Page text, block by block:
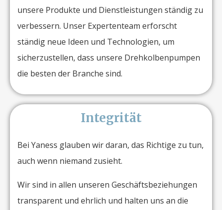
unsere Produkte und Dienstleistungen ständig zu
verbessern. Unser Expertenteam erforscht
ständig neue Ideen und Technologien, um
sicherzustellen, dass unsere Drehkolbenpumpen
die besten der Branche sind.
Integrität
Bei Yaness glauben wir daran, das Richtige zu tun,
auch wenn niemand zusieht.
Wir sind in allen unseren Geschäftsbeziehungen
transparent und ehrlich und halten uns an die